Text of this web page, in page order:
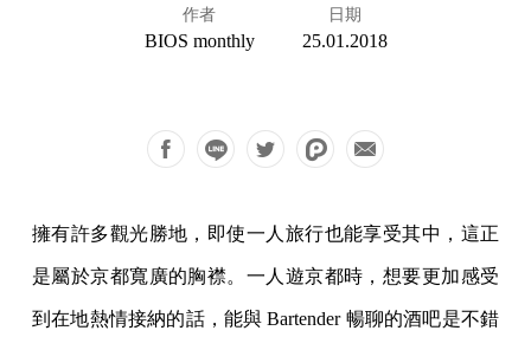
作者
BIOS monthly
日期
25.01.2018
擁有許多觀光勝地，即使一人旅行也能享受其中，這正
是屬於京都寬廣的胸襟。一人遊京都時，想要更加感受
到在地熱情接納的話，能與 Bartender 暢聊的酒吧是不錯